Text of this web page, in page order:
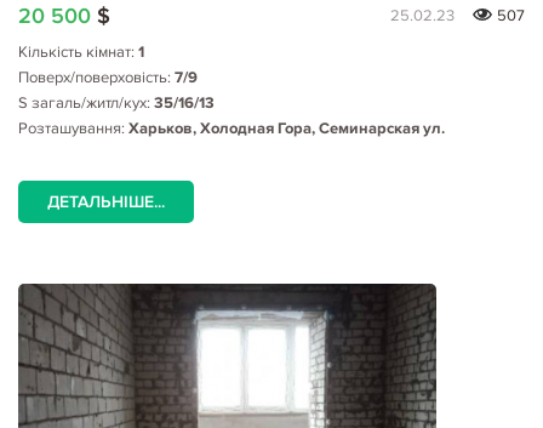
20 500 $ 25.02.23
507
Кількість кімнат: 1
Поверх/поверховість: 7/9
S загаль/житл/кух: 35/16/13
Розташування: Харьков, Холодная Гора, Семинарская ул.
ДЕТАЛЬНІШЕ...